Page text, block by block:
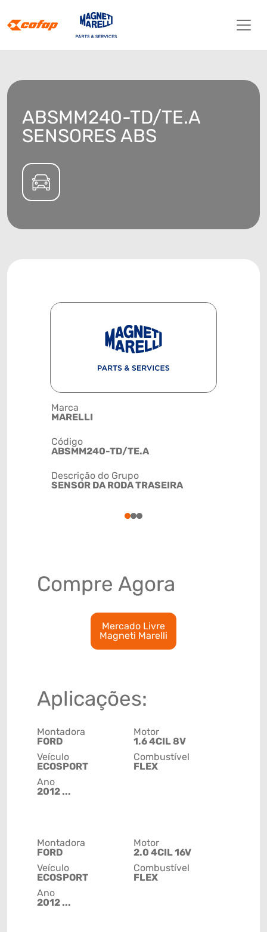
ABSMM240-TD/TE.A
SENSORES ABS
Marca
MARELLI
Código
ABSMM240-TD/TE.A
Descrição do Grupo
SENSOR DA RODA TRASEIRA
123
Compre Agora
Mercado Livre
Magneti Marelli
Aplicações:
Montadora
FORD
Veículo
ECOSPORT
Ano
2012 ...
Motor
1.6 4CIL 8V
Combustível
FLEX
Montadora
FORD
Veículo
ECOSPORT
Ano
2012 ...
Motor
2.0 4CIL 16V
Combustível
FLEX